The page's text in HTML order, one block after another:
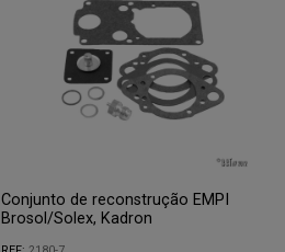
Conjunto de reconstrução EMPI
Brosol/Solex, Kadron